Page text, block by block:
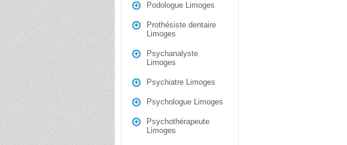
Podologue Limoges
Prothésiste dentaire
Limoges
Psychanalyste
Limoges
Psychiatre Limoges
Psychologue Limoges
Psychothérapeute
Limoges